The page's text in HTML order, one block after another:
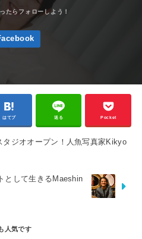
はてブ 送る Pocket
タジオオープン！人魚写真家Kikyo
として生きるMaeshin